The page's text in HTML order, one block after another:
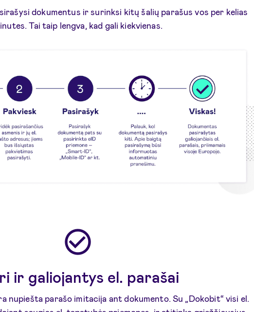
dokumentus ir surinksi kitų šalių parašus vos per kelias
Tai taip lengva, kad gali kiekvienas.
ir galiojantys el. parašai
nupiešta parašo imitacija ant dokumento. Su „Dokobit“ visi el.